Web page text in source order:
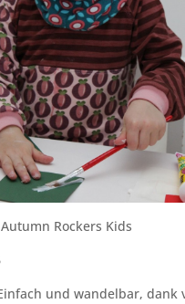
Rockers Kids
und wandelbar, dank